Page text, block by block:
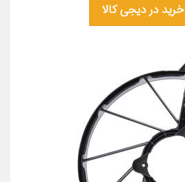
خرید در دیجی کالا